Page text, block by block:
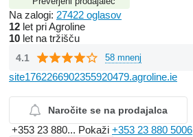
Na zalogi: 27422 oglasov
12 let pri Agroline
10 let na tržišču
4.1 58 mnenj
site1762266902355920479.agroline.ie
Naročite se na prodajalca
+353 23 880... Pokaži +353 23 880 5006